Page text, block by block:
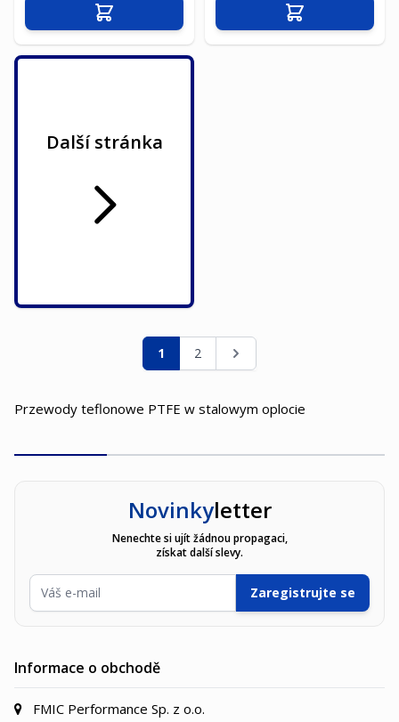
Přidat do košíku Přidat do košíku
Další stránka
Stránka
Právě si prohlížíte stránku
1 Stránka
2 Stránka
Przewody teflonowe PTFE w stalowym oplocie
Novinkyletter
Nenechte si ujít žádnou propagaci,
získat další slevy.
E-mailová adresa
Zaregistrujte se
Informace o obchodě
FMIC Performance Sp. z o.o.